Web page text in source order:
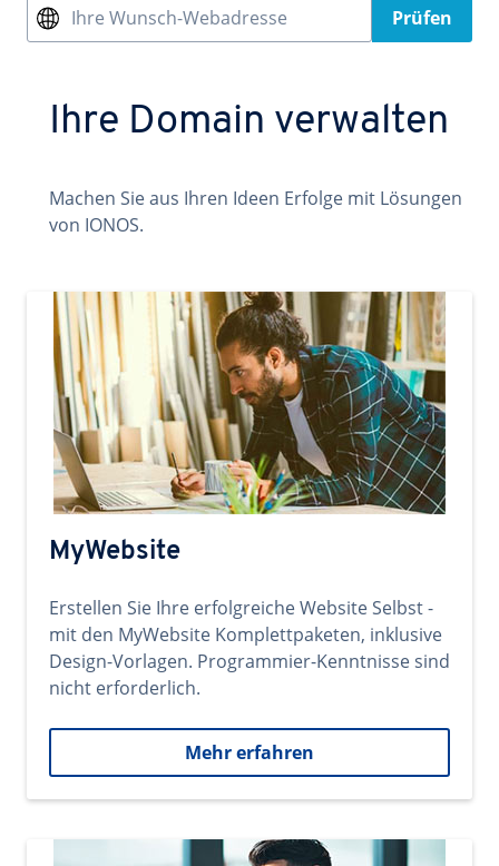
Ihre Wunsch-Webadresse Prüfen
Ihre Domain verwalten
Machen Sie aus Ihren Ideen Erfolge mit Lösungen
von IONOS.
MyWebsite
Erstellen Sie Ihre erfolgreiche Website Selbst -
mit den MyWebsite Komplettpaketen, inklusive
Design-Vorlagen. Programmier-Kenntnisse sind
nicht erforderlich.
Mehr erfahren